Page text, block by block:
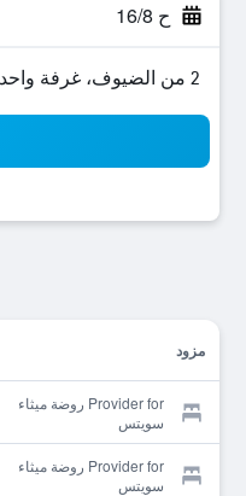
ح 16/8
2 من الضيوف، غرفة واحدة
مزود
Provider for روضة ميثاء
سويتس
Provider for روضة ميثاء
سويتس